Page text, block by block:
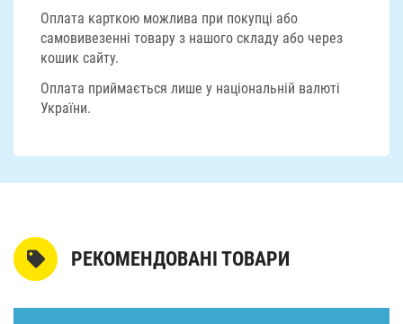
Оплата карткою можлива при покупці або
самовивезенні товару з нашого складу або через
кошик сайту.
Оплата приймається лише у національній валюті
України.
РЕКОМЕНДОВАНІ ТОВАРИ